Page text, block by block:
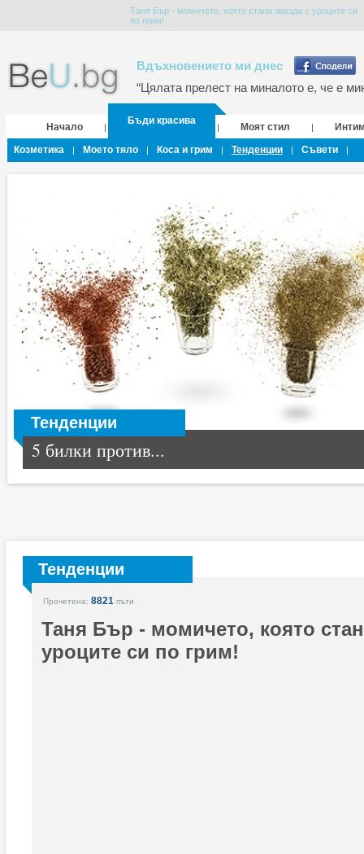
Таня Бър - момичето, която стана звезда с уроците си
по грим!
Вдъхновението ми днес
“Цялата прелест на миналото е, че е
Начало |
Бъди красива
| Моят стил |
Козметика
| Моето тяло | Коса и грим | Тенденции | Съвети |
Тенденции
5 билки против...
Тенденции
Прочетена: 8821 пъти
Таня Бър - момичето, която
уроците си по грим!